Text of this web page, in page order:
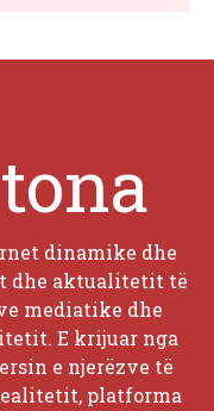
dinamike dhe
dhe aktualitetit të
mediatike dhe
E krijuar nga
e njerëzve të
platforma